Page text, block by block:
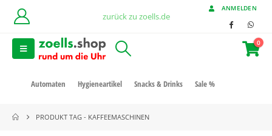
zurück zu zoells.de
ANMELDEN
0
Automaten Hygieneartikel Snacks & Drinks Sale %
PRODUKT TAG - KAFFEEMASCHINEN